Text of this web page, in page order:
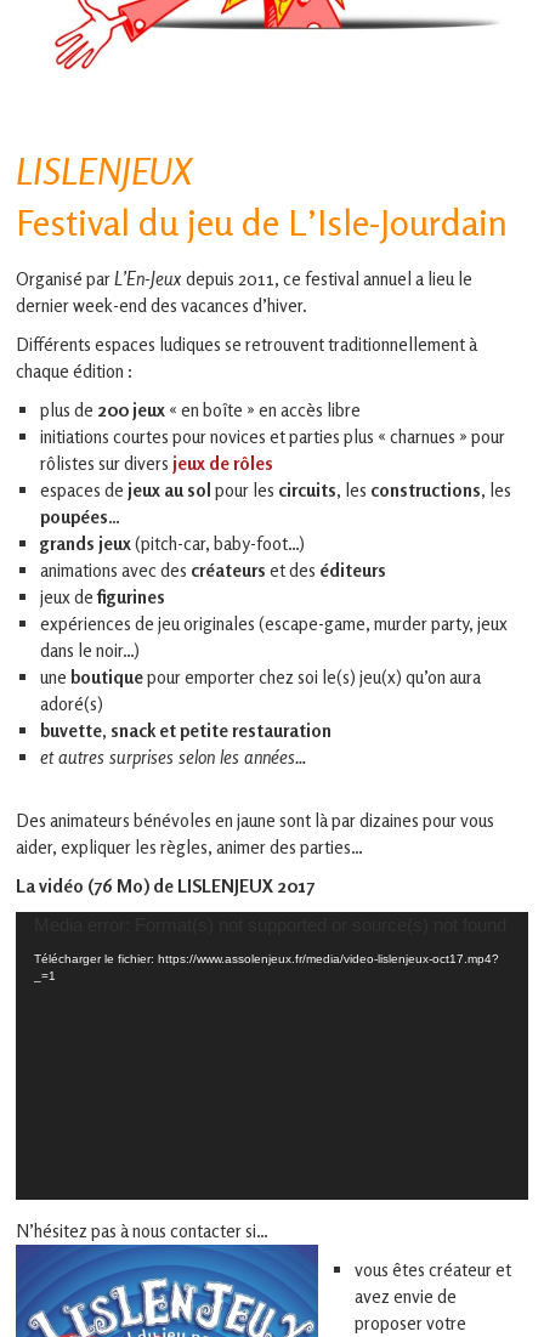
Gascogne
toulousaine
LISLENJEUX
Festival du jeu de L’Isle-Jourdain
Organisé parL’En-Jeuxdepuis 2011, ce festival annuel a lieu le
dernier week-end des vacances d’hiver.
Différents espaces ludiques se retrouvent traditionnellement à
chaque édition :
plus de 200 jeux « en boîte » en accès libre
initiations courtes pour novices et parties plus « charnues » pour
rôlistes sur divers jeux de rôles
espaces de jeux au sol pour les circuits, les constructions, les
poupées…
grands jeux(pitch-car, baby-foot…)
animations avec des créateurs et des éditeurs
jeux defigurines
expériences de jeu originales (escape-game, murder party, jeux
dans le noir…)
une boutiquepour emporter chez soi le(s) jeu(x) qu’on aura
adoré(s)
buvette, snack et petite restauration
et autres surprises selon les années…
Des animateurs bénévoles en jaune sont là par dizaines pour vous
aider, expliquer les règles, animer des parties…
La vidéo (76 Mo) de LISLENJEUX 2017
vidéo
Télécharger le fichier: https://www.assolenjeux.fr/media/video-lislenjeux-oct17.mp4?
_=1
N’hésitez pas à nous contacter si…
vous êtes créateur et
avez envie de
proposer votre